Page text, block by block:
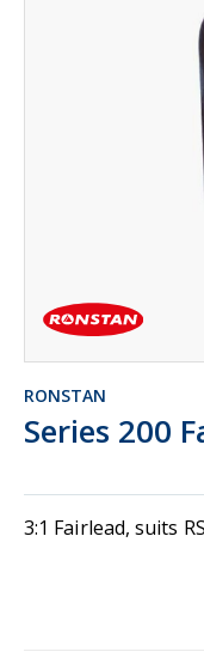
RONSTAN
Series 200
3:1 Fairlead, suits